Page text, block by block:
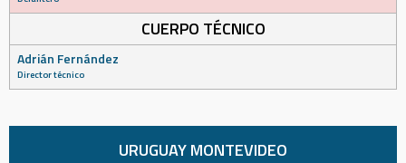
CUERPO TÉCNICO
Adrián Fernández
Director técnico
URUGUAY MONTEVIDEO